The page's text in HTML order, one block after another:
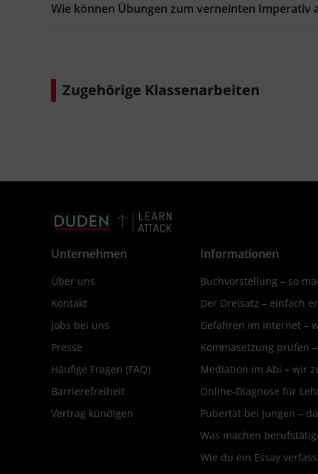
Wie können Übungen zum verneinten Imperativ
Zugehörige Klassenarbeiten
Unternehmen
Über uns
Kontakt
Jobs bei uns
Presse
Häufige Fragen (FAQ)
Barrierefreiheit
Vertrag kündigen
Informationen
Buchvorstellung – so
Der Dreisatz – einfach
Gefahren im Internet –
Kommasetzung prüfen
Mediation im Abi – wir
Online-Diagnose für
Pubertät bei Jungen –
Was machen
Wie du ein Essay